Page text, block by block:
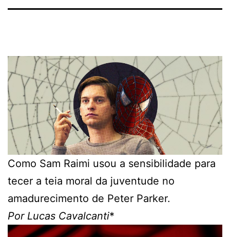
Como Sam Raimi usou a sensibilidade para
tecer a teia moral da juventude no
amadurecimento de Peter Parker.
Por Lucas Cavalcanti*